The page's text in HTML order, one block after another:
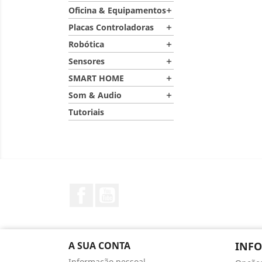
Oficina & Equipamentos
Placas Controladoras 
Robótica 
Sensores 
SMART HOME 
Som & Audio 
Tutoriais
A SUA CONTA